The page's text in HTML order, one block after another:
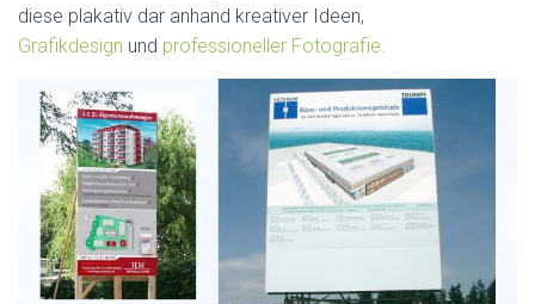
diese plakativ dar anhand kreativer Ideen,
Grafikdesign und professioneller Fotografie.